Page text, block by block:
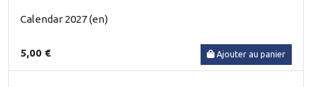
Calendar 2027 (en)
5,00 € Ajouter au panier